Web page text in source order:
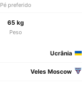
Pé preferido
65 kg
Peso
Ucrânia
Veles Moscow